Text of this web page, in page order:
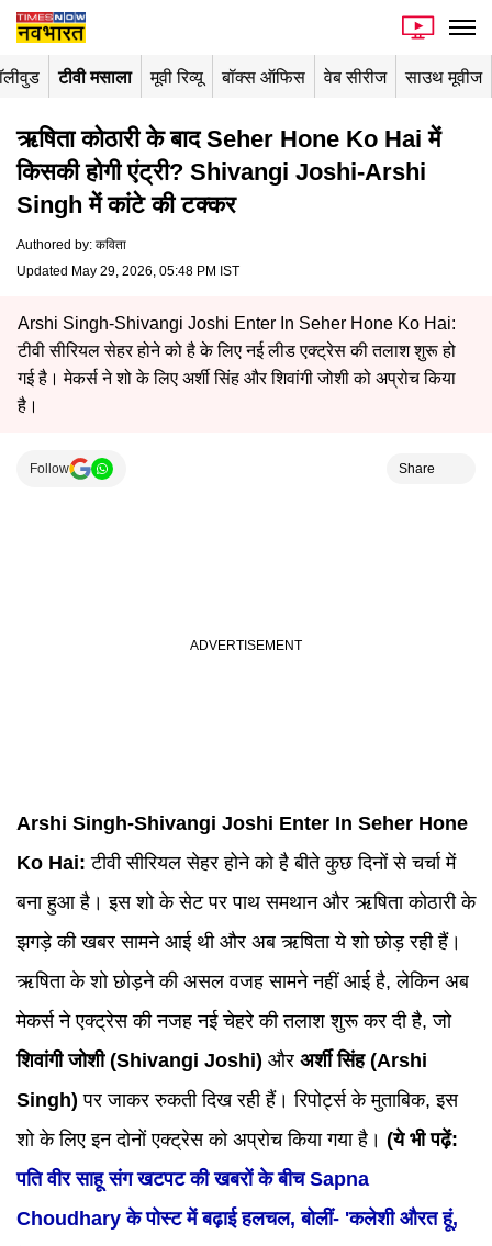
टीवी मसाला मूवी रिव्यू बॉक्स ऑफिस वेब सीरीज साउथ मूवीज
ऋषिता कोठारी के बाद Seher Hone Ko Hai में
किसकी होगी एंट्री? Shivangi Joshi-Arshi
Singh में कांटे की टक्कर
Authored by: कविता
Updated May 29, 2026, 05:48 PM IST
Arshi Singh-Shivangi Joshi Enter In Seher Hone Ko Hai:
टीवी सीरियल सेहर होने को है के लिए नई लीड एक्ट्रेस की तलाश शुरू हो
गई है। मेकर्स ने शो के लिए अर्शी सिंह और शिवांगी जोशी को अप्रोच किया
है।
Follow Share
Arshi Singh-Shivangi Joshi Enter In Seher Hone
Ko Hai:टीवी सीरियल सेहर होने को है बीते कुछ दिनों से चर्चा में
बना हुआ है। इस शो के सेट पर पाथ समथान और ऋषिता कोठारी के
झगड़े की खबर सामने आई थी और अब ऋषिता ये शो छोड़ रही हैं।
ऋषिता के शो छोड़ने की असल वजह सामने नहीं आई है, लेकिन अब
मेकर्स ने एक्ट्रेस की नजह नई चेहरे की तलाश शुरू कर दी है, जो
शिवांगी जोशी (Shivangi Joshi) और अर्शी सिंह (Arshi
Singh) पर जाकर रुकती दिख रही हैं। रिपोर्ट्स के मुताबिक, इस
शो के लिए इन दोनों एक्ट्रेस को अप्रोच किया गया है। (ये भी पढ़ें:
पति वीर साहू संग खटपट की खबरों के बीच Sapna
Choudhary के पोस्ट में बढ़ाई हलचल, बोलीं- 'कलेशी औरत हूं,